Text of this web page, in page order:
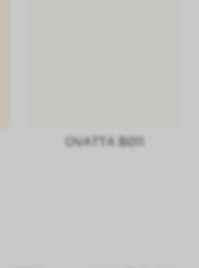
OVATTA B011